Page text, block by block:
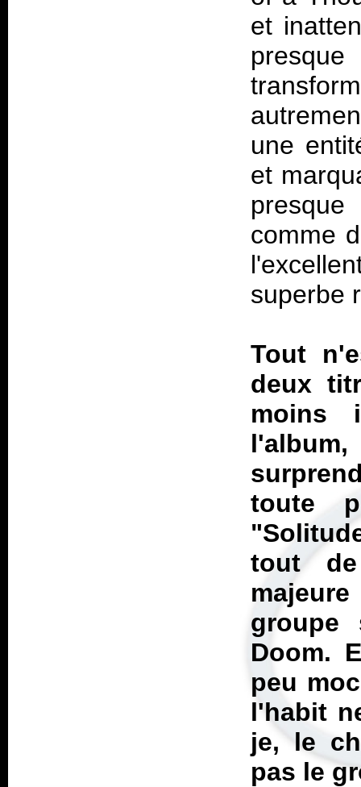
et
une
et
comme
superbe
Tout
deux
moins
toute
tout
Doom.
peu
l'habit
je, le
pas le